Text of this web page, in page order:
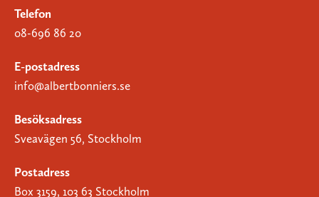
Telefon
08-696 86 20
E-postadress
info@albertbonniers.se
Besöksadress
Sveavägen 56, Stockholm
Postadress
Box 3159, 103 63 Stockholm